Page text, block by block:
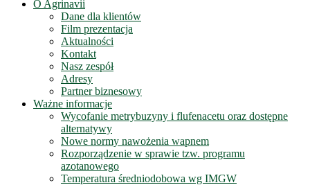
O Agrinavii
Dane dla klientów
Film prezentacja
Aktualności
Kontakt
Nasz zespół
Adresy
Partner biznesowy
Ważne informacje
Wycofanie metrybuzyny i flufenacetu oraz dostępne
alternatywy
Nowe normy nawożenia wapnem
Rozporządzenie w sprawie tzw. programu
azotanowego
Temperatura średniodobowa wg IMGW